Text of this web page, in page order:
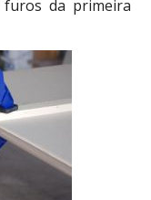
da primeira